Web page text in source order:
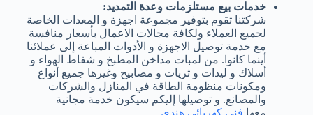
خدمات بيع مستلزمات وعدة التمديد:
شركتنا تقوم بتوفير مجموعة اجهزة و المعدات الخاصة
لجميع العملاء ولكافة مجالات الاعمال بأسعار منافسة
مع خدمة توصيل الاجهزة و الأدوات المباعة إلى عملائنا
أينما كانوا. من لمبات مداخن المطبخ و شفاط الهواء و
أسلاك و ليدات و ثريات و مصابيح وغيرها جميع أنواع
ومكونات منظومة الطاقة في المنازل والشركات
والمصانع. و توصيلها إليكم سيكون خدمة مجانية